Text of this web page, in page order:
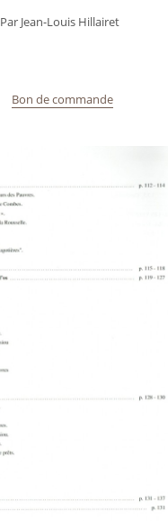
Par Jean-Louis Hillairet
Bon de commande